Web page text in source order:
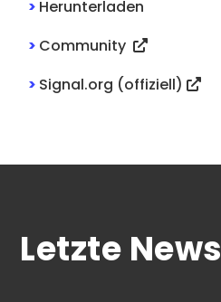
> Herunterladen
> Community
> Signal.org (offiziell)
Letzte News